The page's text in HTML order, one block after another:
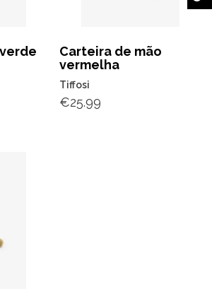
Carteira de mão
vermelha
Tiffosi
€25.99